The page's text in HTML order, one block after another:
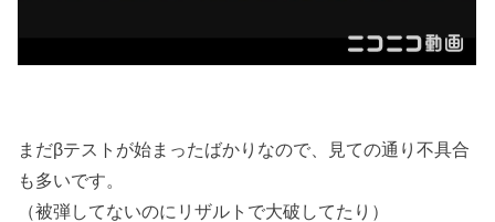
まだβテストが始まったばかりなので、見ての通り不具合
も多いです。
（被弾してないのにリザルトで大破してたり）